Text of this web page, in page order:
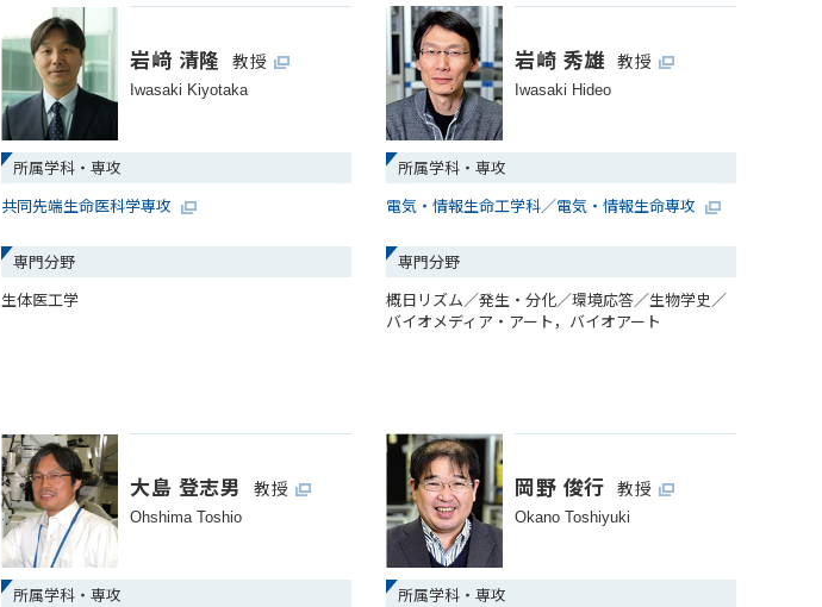
岩﨑 清隆 教授
Iwasaki Kiyotaka
所属学科・専攻
共同先端生命医科学専攻
専門分野
生体医工学
岩崎 秀雄 教授
Iwasaki Hideo
所属学科・専攻
電気・情報生命工学科／電気・情報生命専攻
専門分野
概日リズム／発生・分化／環境応答／生物学史／
バイオメディア・アート，バイオアート
大島 登志男 教授
Ohshima Toshio
所属学科・専攻
岡野 俊行 教授
Okano Toshiyuki
所属学科・専攻